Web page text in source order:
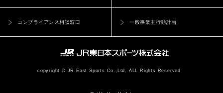
copyright © JR East Sports Co.,Ltd. ALL Rights Reserved
コンプライアンス相談窓口 一般事業主行動計画